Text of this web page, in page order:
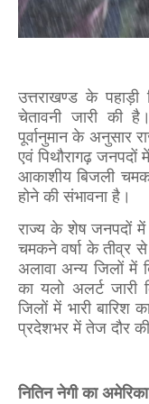
उत्तराखण्ड के पहाड़ी
चेतावनी जारी की
पूर्वानुमान के अनुसार
एवं पिथौरागढ़ जनपदों
आकाशीय बिजली
होने की संभावना है।
राज्य के शेष जनपदों
चमकने वर्षा के तीव्र
अलावा अन्य जिलों में
का यलो अलर्ट जारी
जिलों में भारी
प्रदेशभर में तेज दौर की
नितिन नेगी का